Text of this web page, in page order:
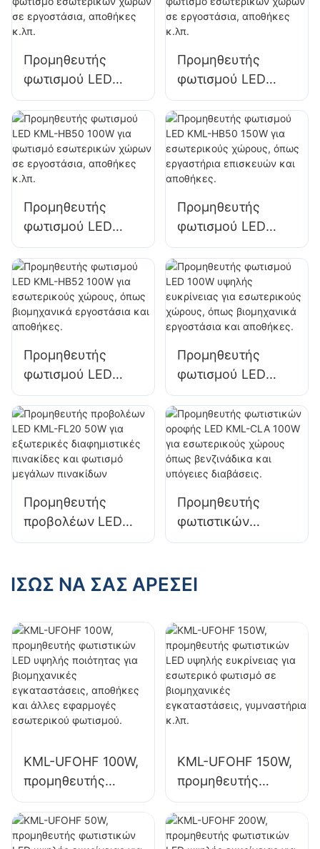
και αεροδρομίων
KML-FL2C 750W
και αεροδρομίων
KML-FL2C 1000W
Προμηθευτής
φωτισμού LED
KML-HB40 100W
για φωτισμό
εσωτερικών
χώρων σε
εργοστάσια,
Προμηθευτής
φωτισμού LED
KML-HB30 100W
για φωτισμό
εσωτερικών
χώρων σε
εργοστάσια,
Προμηθευτής
φωτισμού LED
KML-HB50 100W
για φωτισμό
εσωτερικών
χώρων σε
εργοστάσια,
Προμηθευτής
φωτισμού LED
KML-HB50 150W
για εσωτερικούς
χώρους, όπως
εργαστήρια
επισκευών και
Προμηθευτής
φωτισμού LED
KML-HB52 100W
για εσωτερικούς
χώρους, όπως
βιομηχανικά
εργοστάσια και
Προμηθευτής
φωτισμού LED
100W υψηλής
ευκρίνειας για
εσωτερικούς
χώρους, όπως
βιομηχανικά
αποθήκες.
Προμηθευτής
προβολέων LED
KML-FL20 50W για
διαφημιστικές
πινακίδων
Προμηθευτής
φωτιστικών
οροφής LED KML-
εσωτερικούς
υπόγειες
διαβάσεις.
ΊΣΩΣ ΝΑ ΣΑΣ ΑΡΈΣΕΙ
KML-UFOHF 100W,
προμηθευτής
φωτιστικών LED
υψηλής ποιότητας
για βιομηχανικές
KML-UFOHF 150W,
προμηθευτής
φωτιστικών LED
υψηλής ευκρίνειας
για εσωτερικό